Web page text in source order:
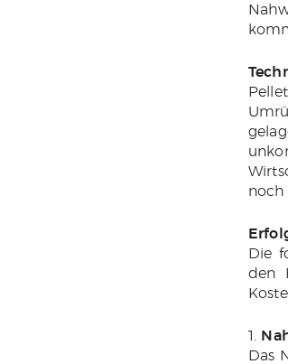
noch
Die
den
Das